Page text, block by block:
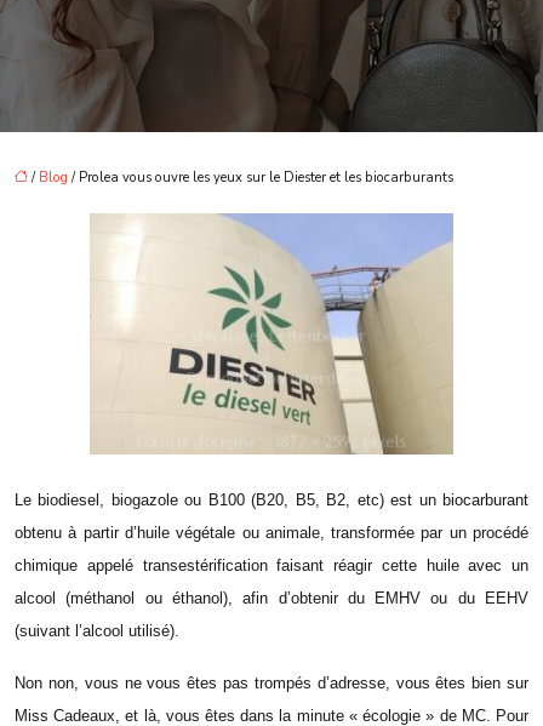
/ Blog / Prolea vous ouvre les yeux sur le Diester et les biocarburants
Le biodiesel, biogazole ou B100 (B20, B5, B2, etc) est un biocarburant
obtenu à partir d’huile végétale ou animale, transformée par un procédé
chimique appelé transestérification faisant réagir cette huile avec un
alcool (méthanol ou éthanol), afin d’obtenir du EMHV ou du EEHV
(suivant l’alcool utilisé).
Non non, vous ne vous êtes pas trompés d’adresse, vous êtes bien sur
Miss Cadeaux, et là, vous êtes dans la minute « écologie » de MC. Pour